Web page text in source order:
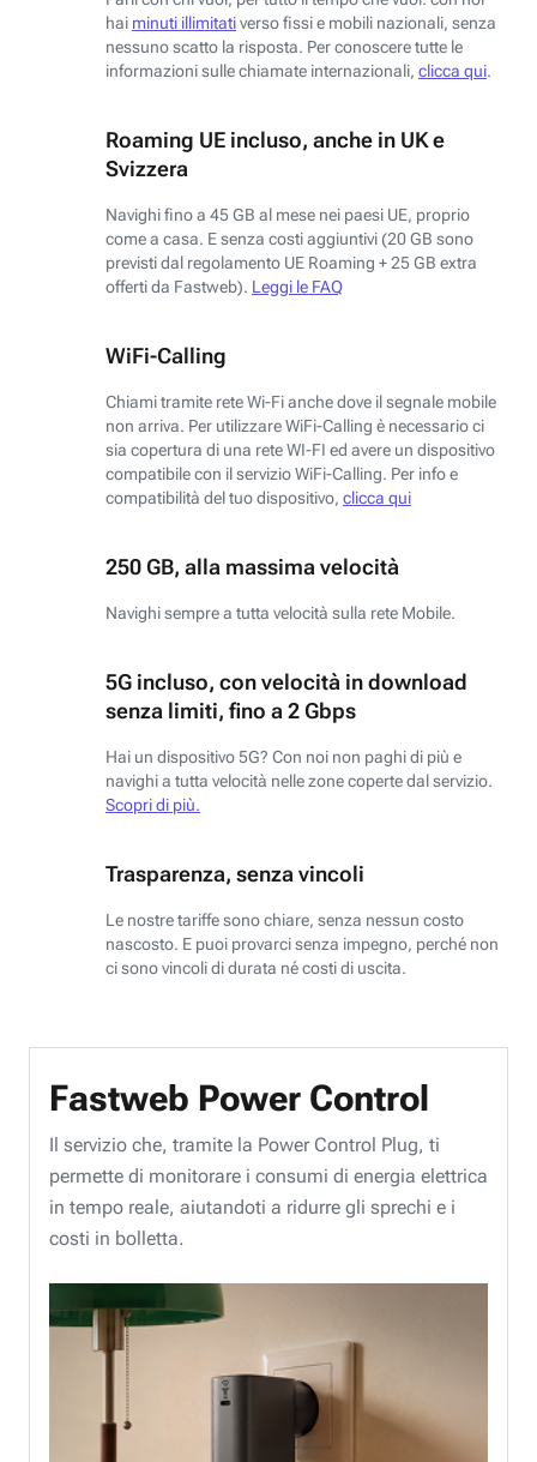
hai minuti illimitativerso fissi e mobili nazionali, senza
nessuno scatto la risposta. Per conoscere tutte le
informazioni sulle chiamate internazionali, clicca qui.
Roaming UE incluso, anche in UK e
Svizzera
Navighi fino a 45 GB al mese nei paesi UE, proprio
come a casa. E senza costi aggiuntivi (20 GB sono
previsti dal regolamento UE Roaming + 25 GB extra
offerti da Fastweb). Leggi le FAQ
WiFi-Calling
Chiami tramite rete Wi-Fi anche dove il segnale mobile
non arriva. Per utilizzare WiFi-Calling è necessario ci
sia copertura di una rete WI-FI ed avere un dispositivo
compatibile con il servizio WiFi-Calling. Per info e
compatibilità del tuo dispositivo, clicca qui
250 GB, alla massima velocità
Navighi sempre a tutta velocità sulla rete Mobile.
5G incluso, con velocità in download
senza limiti, fino a 2 Gbps
Hai un dispositivo 5G? Con noi non paghi di più e
navighi a tutta velocità nelle zone coperte dal servizio.
Scopri di più.
Trasparenza, senza vincoli
Le nostre tariffe sono chiare, senza nessun costo
nascosto. E puoi provarci senza impegno, perché non
ci sono vincoli di durata né costi di uscita.
Fastweb Power Control
Il servizio che, tramite la Power Control Plug, ti
permette di monitorare i consumi di energia elettrica
in tempo reale, aiutandoti a ridurre gli sprechi e i
costi in bolletta.